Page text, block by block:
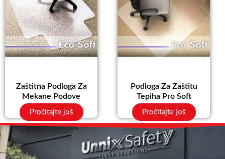
Zaštitna Podloga Za
Mekane Podove
Pročitajte još
Podloga Za Zaštitu
Tepiha Pro Soft
Pročitajte još